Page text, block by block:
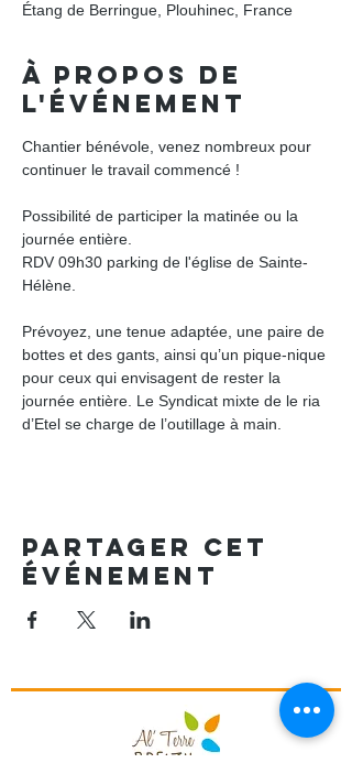
Étang de Berringue, Plouhinec, France
À propos de
l'événement
Chantier bénévole, venez nombreux pour
continuer le travail commencé !
Possibilité de participer la matinée ou la
journée entière.
RDV 09h30 parking de l'église de Sainte-
Hélène.
Prévoyez, une tenue adaptée, une paire de
bottes et des gants, ainsi qu’un pique-nique
pour ceux qui envisagent de rester la
journée entière. Le Syndicat mixte de le ria
d’Etel se charge de l’outillage à main.
Partager cet
événement